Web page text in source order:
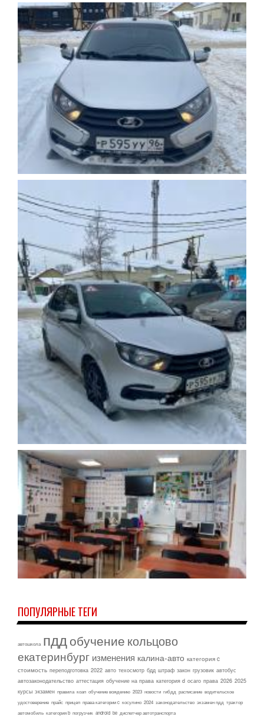
ПОПУЛЯРНЫЕ ТЕГИ
автошкола пддобучение кольцово
екатеринбург изменения калина-авто категория c
стоимость переподготовка 2022 авто техосмотр бдд штраф закон грузовик автобус
автозаконодательство аттестация обучение на права категория d осаго права 2026 2025
курсы экзамен правила коап обучение вождению 2023 новости гибдд расписание водительское
удостоверение прайс прицеп права категории c косулино 2024 законодательство экзамен пдд трактор
автомобиль категория b погрузчик android be диспетчер автотранспорта